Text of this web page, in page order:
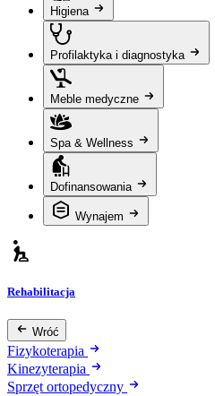
Higiena
Profilaktyka i diagnostyka
Meble medyczne
Spa & Wellness
Dofinansowania
Wynajem
Rehabilitacja
Wróć
Fizykoterapia
Kinezyterapia
Sprzęt ortopedyczny